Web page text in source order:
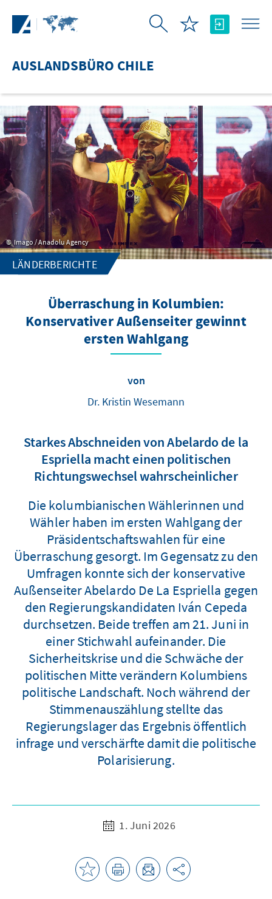
AUSLANDSBÜRO CHILE
Imago / Anadolu Agency
LÄNDERBERICHTE
Überraschung in Kolumbien:
Konservativer Außenseiter gewinnt
ersten Wahlgang
von
Dr. Kristin Wesemann
Starkes Abschneiden von Abelardo de la
Espriella macht einen politischen
Richtungswechsel wahrscheinlicher
Die kolumbianischen Wählerinnen und
Wähler haben im ersten Wahlgang der
Präsidentschaftswahlen für eine
Überraschung gesorgt. Im Gegensatz zu den
Umfragen konnte sich der konservative
Außenseiter Abelardo De La Espriella gegen
den Regierungskandidaten Iván Cepeda
durchsetzen. Beide treffen am 21. Juni in
einer Stichwahl aufeinander. Die
Sicherheitskrise und die Schwäche der
politischen Mitte verändern Kolumbiens
politische Landschaft. Noch während der
Stimmenauszählung stellte das
Regierungslager das Ergebnis öffentlich
infrage und verschärfte damit die politische
Polarisierung.
1. Juni 2026